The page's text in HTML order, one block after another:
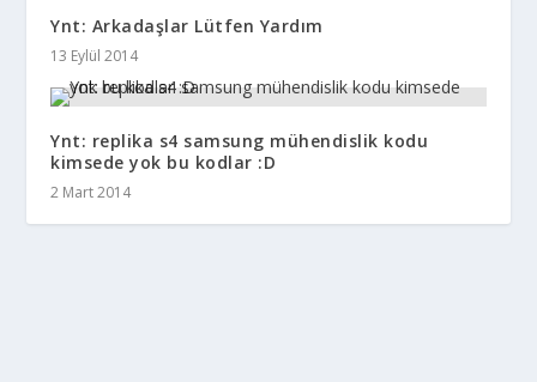
Ynt: Arkadaşlar Lütfen Yardım
13 Eylül 2014
Ynt: replika s4 samsung mühendislik kodu
kimsede yok bu kodlar :D
2 Mart 2014